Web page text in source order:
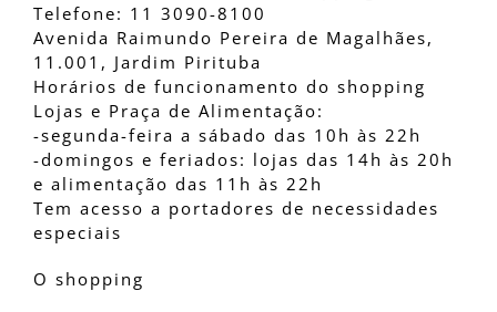
Telefone: 11 3090-8100
Avenida Raimundo Pereira de Magalhães,
11.001, Jardim Pirituba
Horários de funcionamento do shopping
Lojas e Praça de Alimentação:
-segunda-feira a sábado das 10h às 22h
-domingos e feriados: lojas das 14h às 20h
e alimentação das 11h às 22h
Tem acesso a portadores de necessidades
especiais
O shopping